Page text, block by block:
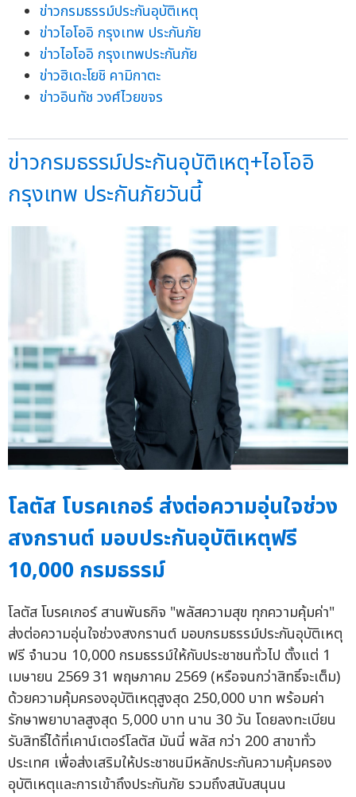
ข่าวกรมธรรม์ประกันอุบัติเหตุ
ข่าวไอโออิ กรุงเทพ ประกันภัย
ข่าวไอโออิ กรุงเทพประกันภัย
ข่าวฮิเดะโยชิ คามิกาตะ
ข่าวอินทัช วงศ์ไวยขจร
ข่าวกรมธรรม์ประกันอุบัติเหตุ+ไอโออิ
กรุงเทพ ประกันภัยวันนี้
โลตัส โบรคเกอร์ ส่งต่อความอุ่นใจช่วง
สงกรานต์ มอบประกันอุบัติเหตุฟรี
10,000 กรมธรรม์
โลตัส โบรคเกอร์ สานพันธกิจ "พลัสความสุข ทุกความคุ้มค่า"
ส่งต่อความอุ่นใจช่วงสงกรานต์ มอบกรมธรรม์ประกันอุบัติเหตุ
ฟรี จำนวน 10,000 กรมธรรม์ให้กับประชาชนทั่วไป ตั้งแต่ 1
เมษายน 2569 31 พฤษภาคม 2569 (หรือจนกว่าสิทธิ์จะเต็ม)
ด้วยความคุ้มครองอุบัติเหตุสูงสุด 250,000 บาท พร้อมค่า
รักษาพยาบาลสูงสุด 5,000 บาท นาน 30 วัน โดยลงทะเบียน
รับสิทธิ์ได้ที่เคาน์เตอร์โลตัส มันนี่ พลัส กว่า 200 สาขาทั่ว
ประเทศ เพื่อส่งเสริมให้ประชาชนมีหลักประกันความคุ้มครอง
อุบัติเหตุและการเข้าถึงประกันภัย รวมถึงสนับสนุนน